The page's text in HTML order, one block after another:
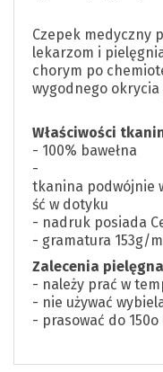
Czepek medyczny
lekarzom i
chorym po
wygodnego okrycia
Właściwości
- 100% bawełna
-
tkanina podwójnie
ść w dotyku
- nadruk posiada
- gramatura 153g/
Zalecenia
- należy prać w
- nie używać
- prasować do 150o